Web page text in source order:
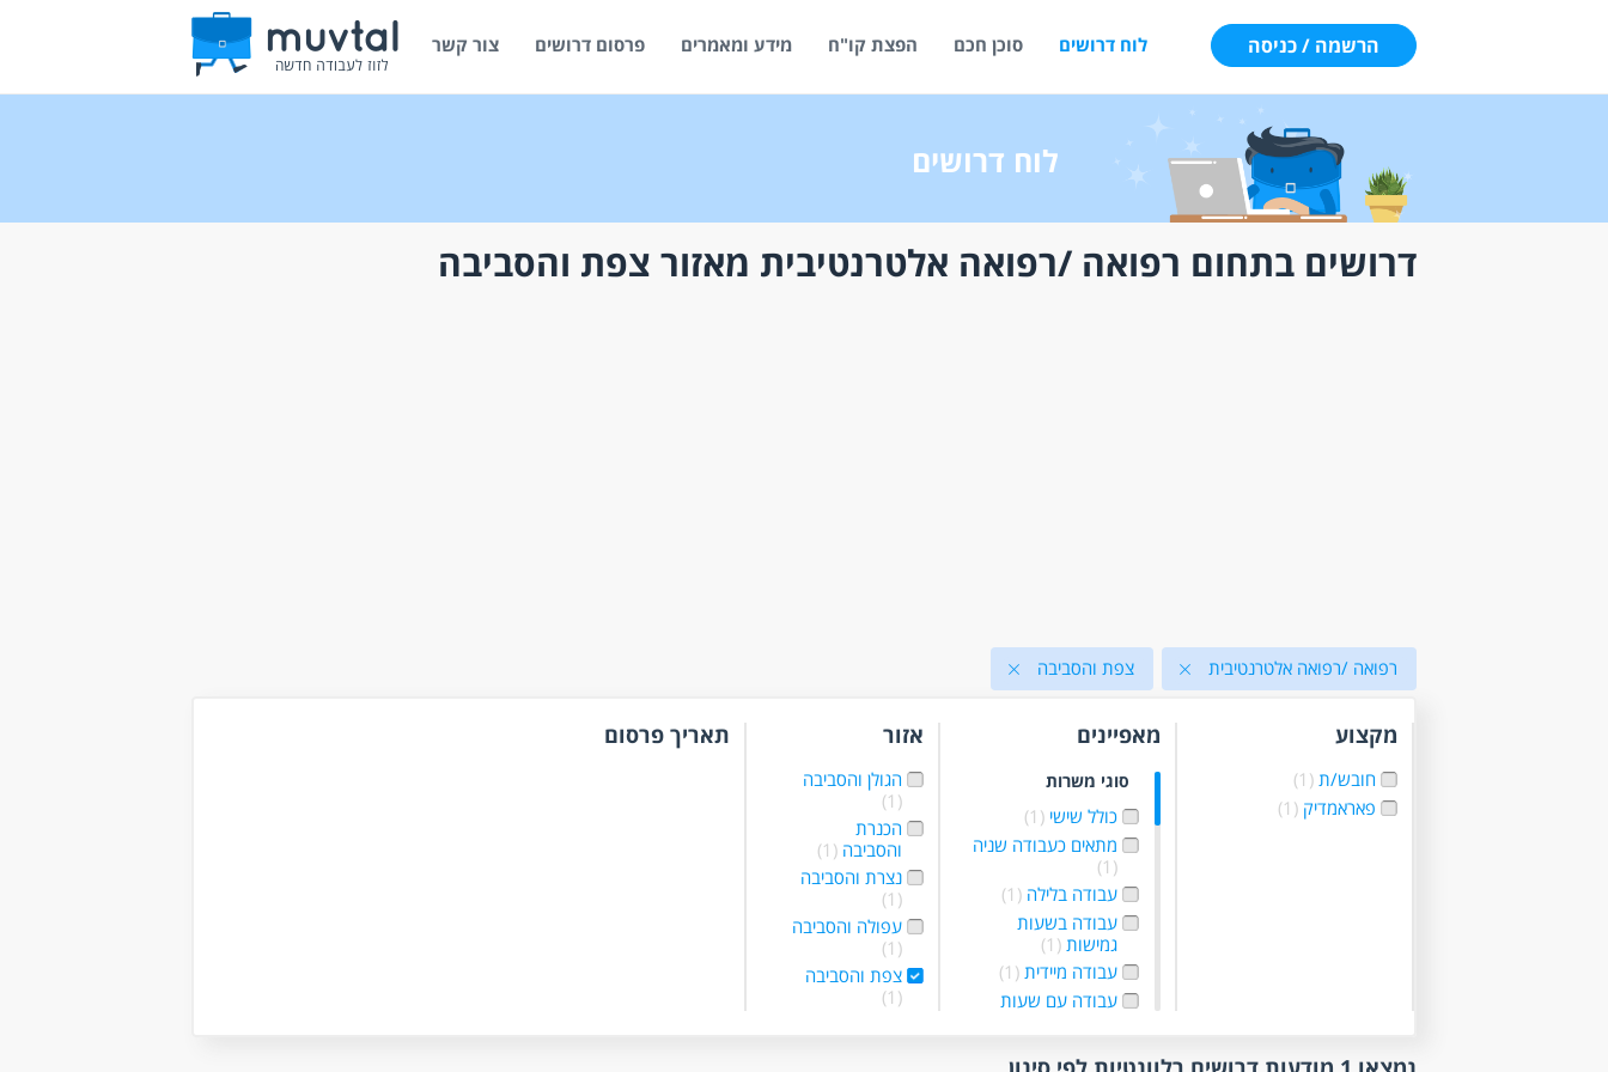
הרשמה / כניסה לוח דרושים סוכן חכם הפצת קו"ח מידע ומאמרים פרסום דרושים צור קשר
לוח דרושים
דרושים בתחום רפואה /רפואה אלטרנטיבית מאזור צפת והסביבה
רפואה /רפואה אלטרנטיבית צפת והסביבה
מקצוע
חובש/ת (1)
פאראמדיק (1)
מאפיינים
סוגי משרות
כולל שישי (1)
מתאים כעבודה שניה
(1)
עבודה בלילה (1)
עבודה בשעות
גמישות (1)
עבודה מיידית (1)
עבודה עם שעות
אזור
הגולן והסביבה
(1)
הכנרת
והסביבה (1)
נצרת והסביבה
(1)
עפולה והסביבה
(1)
צפת והסביבה
(1)
תאריך פרסום